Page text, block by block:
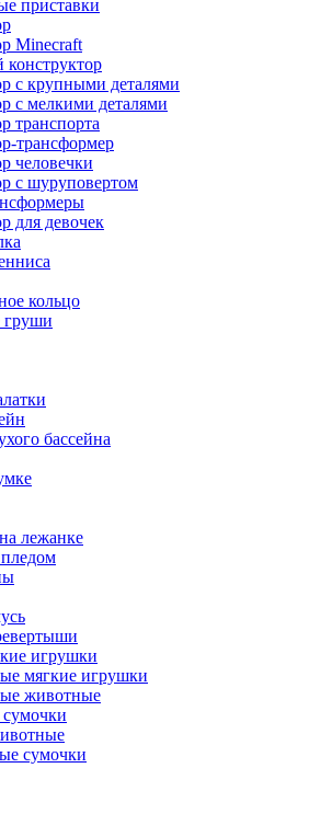
приставки
Minecraft
с крупными деталями
с мелкими деталями
транспорта
трансформер
человечки
с шуруповертом
для девочек
кольцо
груши
бассейна
лежанке
игрушки
мягкие игрушки
животные
сумочки